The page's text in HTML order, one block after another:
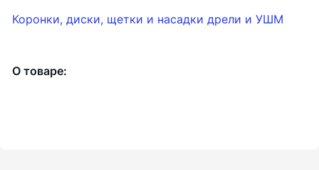
Коронки, диски, щетки и насадки дрели и УШМ
О товаре: